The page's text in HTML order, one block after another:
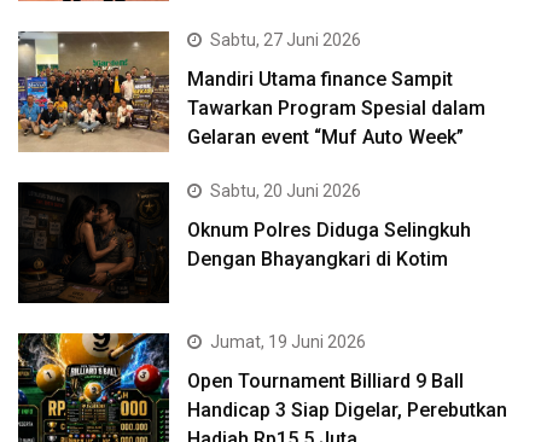
Sabtu, 27 Juni 2026
Mandiri Utama finance Sampit
Tawarkan Program Spesial dalam
Gelaran event “Muf Auto Week”
Sabtu, 20 Juni 2026
Oknum Polres Diduga Selingkuh
Dengan Bhayangkari di Kotim
Jumat, 19 Juni 2026
Open Tournament Billiard 9 Ball
Handicap 3 Siap Digelar, Perebutkan